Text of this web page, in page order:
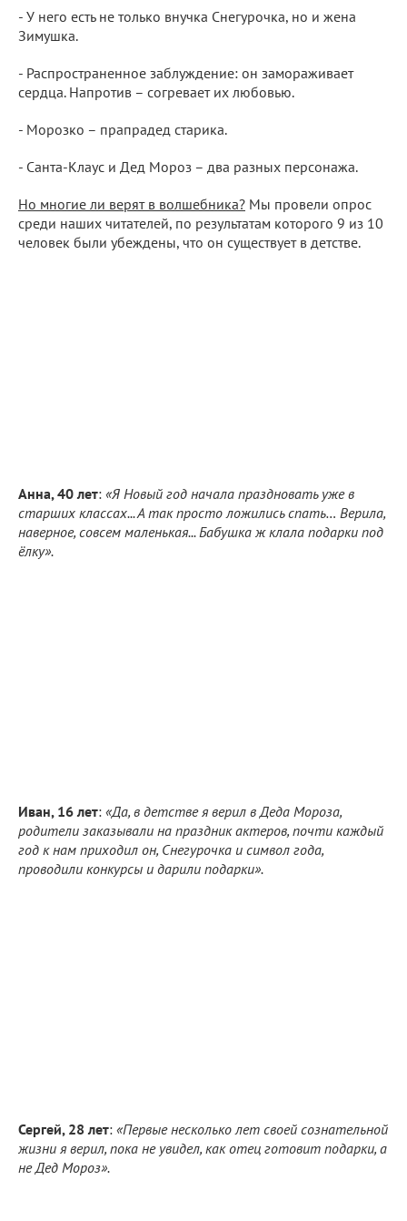
- У него есть не только внучка Снегурочка, но и жена
Зимушка.
- Распространенное заблуждение: он замораживает
сердца. Напротив – согревает их любовью.
- Морозко – прапрадед старика.
- Санта-Клаус и Дед Мороз – два разных персонажа.
Но многие ли верят в волшебника? Мы провели опрос
среди наших читателей, по результатам которого 9 из 10
человек были убеждены, что он существует в детстве.
Анна, 40 лет: «Я Новый год начала праздновать уже в
старших классах... А так просто ложились спать… Верила,
наверное, совсем маленькая... Бабушка ж клала подарки под
ёлку».
Иван, 16 лет: «Да, в детстве я верил в Деда Мороза,
родители заказывали на праздник актеров, почти каждый
год к нам приходил он, Снегурочка и символ года,
проводили конкурсы и дарили подарки».
Сергей, 28 лет: «Первые несколько лет своей сознательной
жизни я верил, пока не увидел, как отец готовит подарки, а
не Дед Мороз».